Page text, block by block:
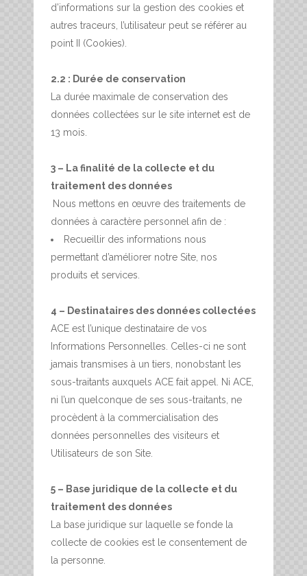
d’informations sur la gestion des cookies et
autres traceurs, l’utilisateur peut se référer au
point II (Cookies).
2.2 : Durée de conservation
La durée maximale de conservation des
données collectées sur le site internet est de
13 mois.
3 – La finalité de la collecte et du
traitement des données
Nous mettons en œuvre des traitements de
données à caractère personnel afin de :
Recueillir des informations nous
permettant d’améliorer notre Site, nos
produits et services.
4 – Destinataires des données collectées
ACE est l’unique destinataire de vos
Informations Personnelles. Celles-ci ne sont
jamais transmises à un tiers, nonobstant les
sous-traitants auxquels ACE fait appel. Ni ACE,
ni l’un quelconque de ses sous-traitants, ne
procèdent à la commercialisation des
données personnelles des visiteurs et
Utilisateurs de son Site.
5 – Base juridique de la collecte et du
traitement des données
La base juridique sur laquelle se fonde la
collecte de cookies est le consentement de
la personne.